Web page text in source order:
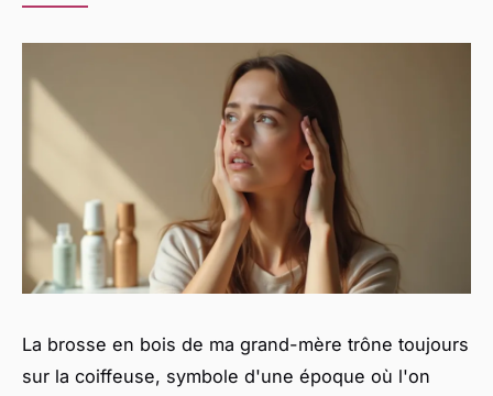
La brosse en bois de ma grand-mère trône toujours
sur la coiffeuse, symbole d'une époque où l'on